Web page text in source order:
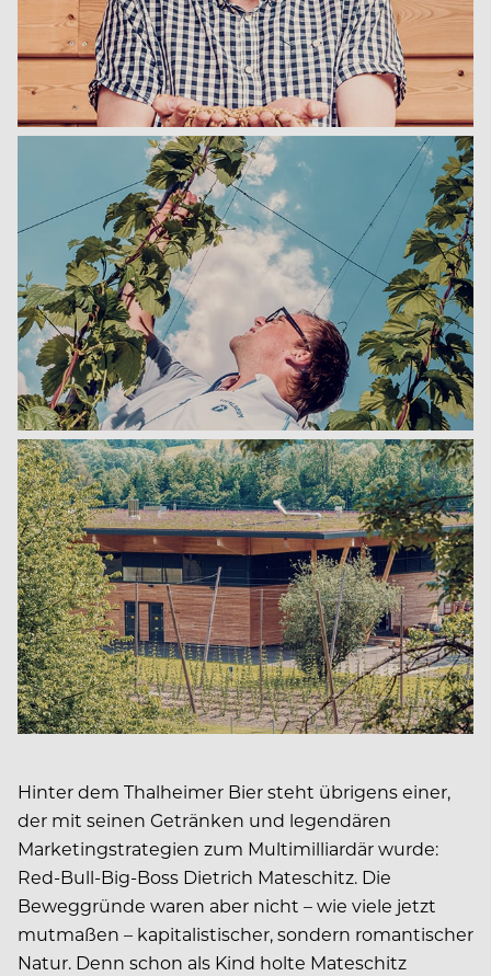
Hinter dem Thalheimer Bier steht übrigens einer,
der mit seinen Getränken und legendären
Marketingstrategien zum Multimilliardär wurde:
Red-Bull-Big-Boss Dietrich Mateschitz. Die
Beweggründe waren aber nicht – wie viele jetzt
mutmaßen – kapitalistischer, sondern romantischer
Natur. Denn schon als Kind holte Mateschitz